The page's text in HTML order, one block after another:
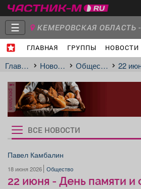
☰ КЕМЕРОВСКАЯ ОБЛАСТЬ
ГЛАВНАЯ ГРУППЫ НОВОСТИ
Главная
Группы
Объявления Недвижимость
Главная Новости Общество 22
реклама
Рукбрики
новостей
ВСЕ НОВОСТИ
Павел Камбалин
18 июня 2026 Общество
22 июня - День памяти и